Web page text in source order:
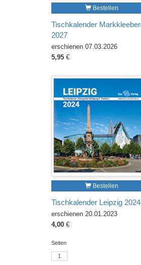
Bestellen
Tischkalender
2027
erschienen 07.03.2026
5,95 €
Bestellen
Tischkalender Leipzig 2024
erschienen 20.01.2023
4,00 €
Seiten
1